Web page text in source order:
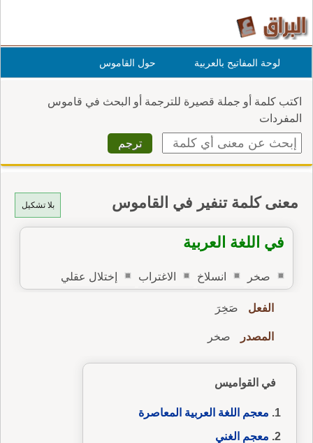
لوحة المفاتيح بالعربية حول القاموس
اكتب كلمة أو جملة قصيرة للترجمة أو البحث في قاموس
المفردات
بلا تشكيل معنى كلمة تنفير في القاموس
في اللغة العربية
صخر انسلاخ الاغتراب إختلال عقلي
الفعل صَخِرَ
المصدر صخر
في القواميس
معجم اللغة العربية المعاصرة
معجم الغني